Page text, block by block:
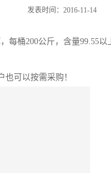
发表时间：2016-11-14
每桶200公斤，含量99.55
可以按需采购！